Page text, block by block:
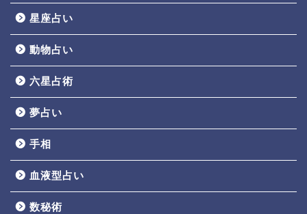
星座占い
動物占い
六星占術
夢占い
手相
血液型占い
数秘術